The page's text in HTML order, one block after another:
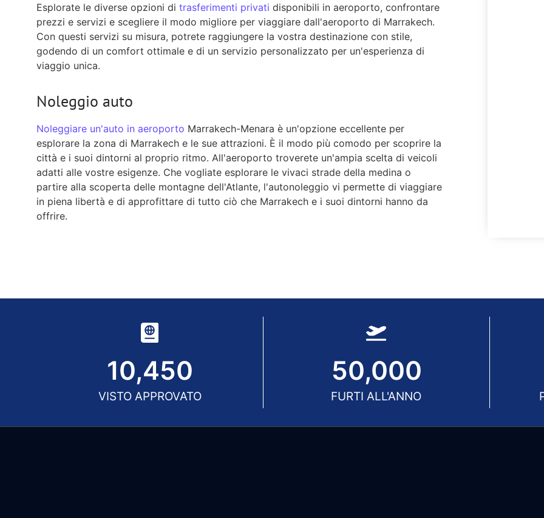
Esplorate le diverse opzioni di trasferimenti privati disponibili in aeroporto, confrontare
prezzi e servizi e scegliere il modo migliore per viaggiare dall'aeroporto di Marrakech.
Con questi servizi su misura, potrete raggiungere la vostra destinazione con stile,
godendo di un comfort ottimale e di un servizio personalizzato per un'esperienza di
viaggio unica.
Noleggio auto
Noleggiare un'auto in aeroporto Marrakech-Menara è un'opzione eccellente per
esplorare la zona di Marrakech e le sue attrazioni. È il modo più comodo per scoprire la
città e i suoi dintorni al proprio ritmo. All'aeroporto troverete un'ampia scelta di veicoli
adatti alle vostre esigenze. Che vogliate esplorare le vivaci strade della medina o
partire alla scoperta delle montagne dell'Atlante, l'autonoleggio vi permette di viaggiare
in piena libertà e di approfittare di tutto ciò che Marrakech e i suoi dintorni hanno da
offrire.
VISTO APPROVATO
10,450
FURTI ALL'ANNO
50,000